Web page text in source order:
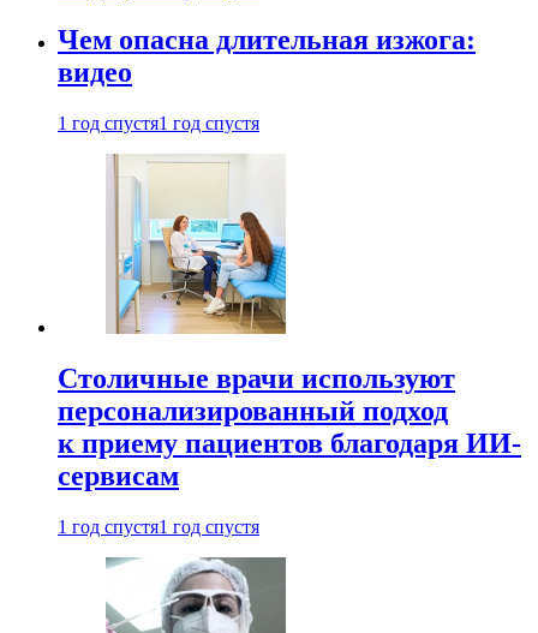
Чем опасна длительная изжога:
видео
1 год спустя1 год спустя
Столичные врачи используют
персонализированный подход
к приему пациентов благодаря ИИ-
сервисам
1 год спустя1 год спустя